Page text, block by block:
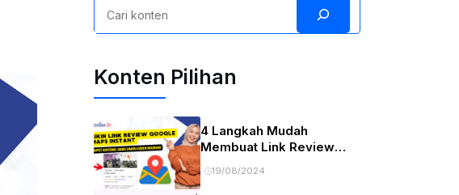
Konten Pilihan
4 Langkah Mudah
Membuat Link Review
Google Maps
19/08/2024